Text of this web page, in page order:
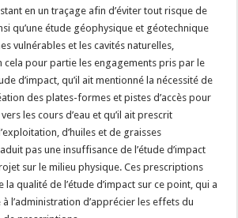
en un traçage afin d’éviter tout risque de
qu’une étude géophysique et géotechnique
vulnérables et les cavités naturelles,
cela pour partie les engagements pris par le
d’impact, qu’il ait mentionné la nécessité de
des plates-formes et pistes d’accès pour
les cours d’eau et qu’il ait prescrit
d’huiles et de graisses
pas une insuffisance de l’étude d’impact
sur le milieu physique. Ces prescriptions
qualité de l’étude d’impact sur ce point, qui a
l’administration d’apprécier les effets du